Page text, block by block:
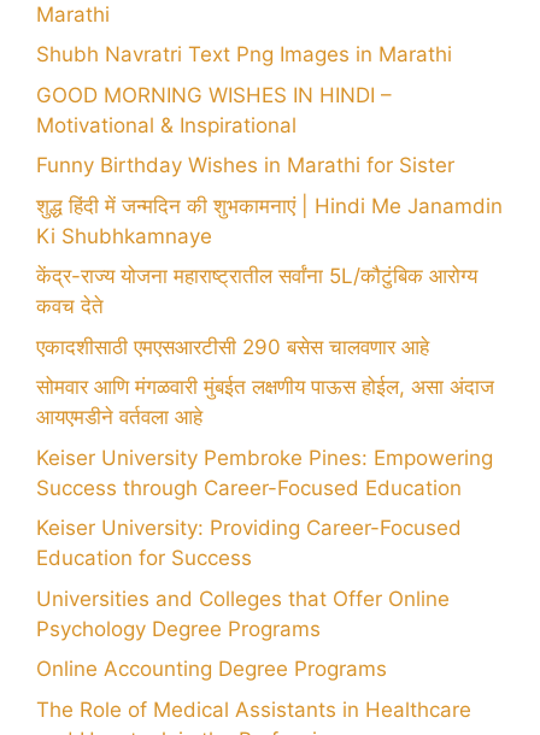
Marathi
Shubh Navratri Text Png Images in Marathi
GOOD MORNING WISHES IN HINDI –
Motivational & Inspirational
Funny Birthday Wishes in Marathi for Sister
शुद्ध हिंदी में जन्मदिन की शुभकामनाएं | Hindi Me Janamdin
Ki Shubhkamnaye
केंद्र-राज्य योजना महाराष्ट्रातील सर्वांना 5L/कौटुंबिक आरोग्य
कवच देते
एकादशीसाठी एमएसआरटीसी 290 बसेस चालवणार आहे
सोमवार आणि मंगळवारी मुंबईत लक्षणीय पाऊस होईल, असा अंदाज
आयएमडीने वर्तवला आहे
Keiser University Pembroke Pines: Empowering
Success through Career-Focused Education
Keiser University: Providing Career-Focused
Education for Success
Universities and Colleges that Offer Online
Psychology Degree Programs
Online Accounting Degree Programs
The Role of Medical Assistants in Healthcare